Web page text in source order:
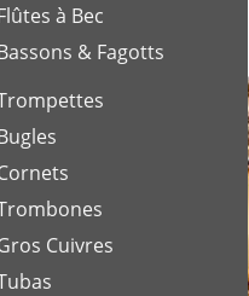
à Bec
& Fagotts
Cuivres